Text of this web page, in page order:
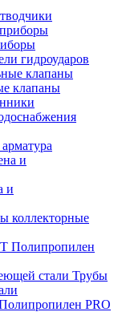
гидроударов
клапаны
и
коллекторные
Полипропилен
Трубы
PRO